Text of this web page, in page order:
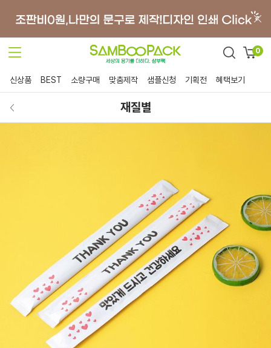
0
신상품 BEST 소량구매 맞춤제작 샘플신청 기획전 혜택보기
재질별